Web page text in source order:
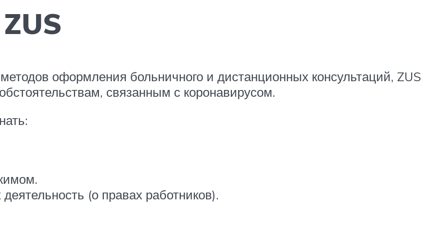
оформления больничного и дистанционных консультаций, ZUS
связанным с коронавирусом.
(о правах работников).